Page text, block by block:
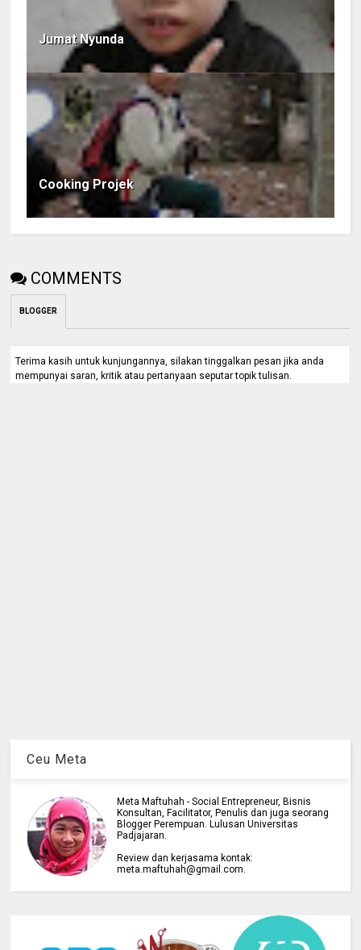
Jumat Nyunda
Cooking Projek
COMMENTS
BLOGGER
Terima kasih untuk kunjungannya, silakan tinggalkan pesan jika anda
mempunyai saran, kritik atau pertanyaan seputar topik tulisan.
Ceu Meta
Meta Maftuhah - Social Entrepreneur, Bisnis
Konsultan, Facilitator, Penulis dan juga seorang
Blogger Perempuan. Lulusan Universitas
Padjajaran.
Review dan kerjasama kontak:
meta.maftuhah@gmail.com.